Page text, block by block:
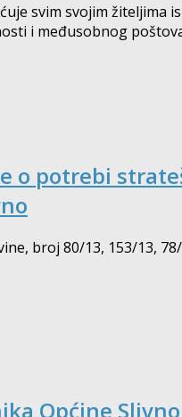
svim svojim
i međusobnog
o potrebi
broj 80/13, 153/13,
Općine Slivno